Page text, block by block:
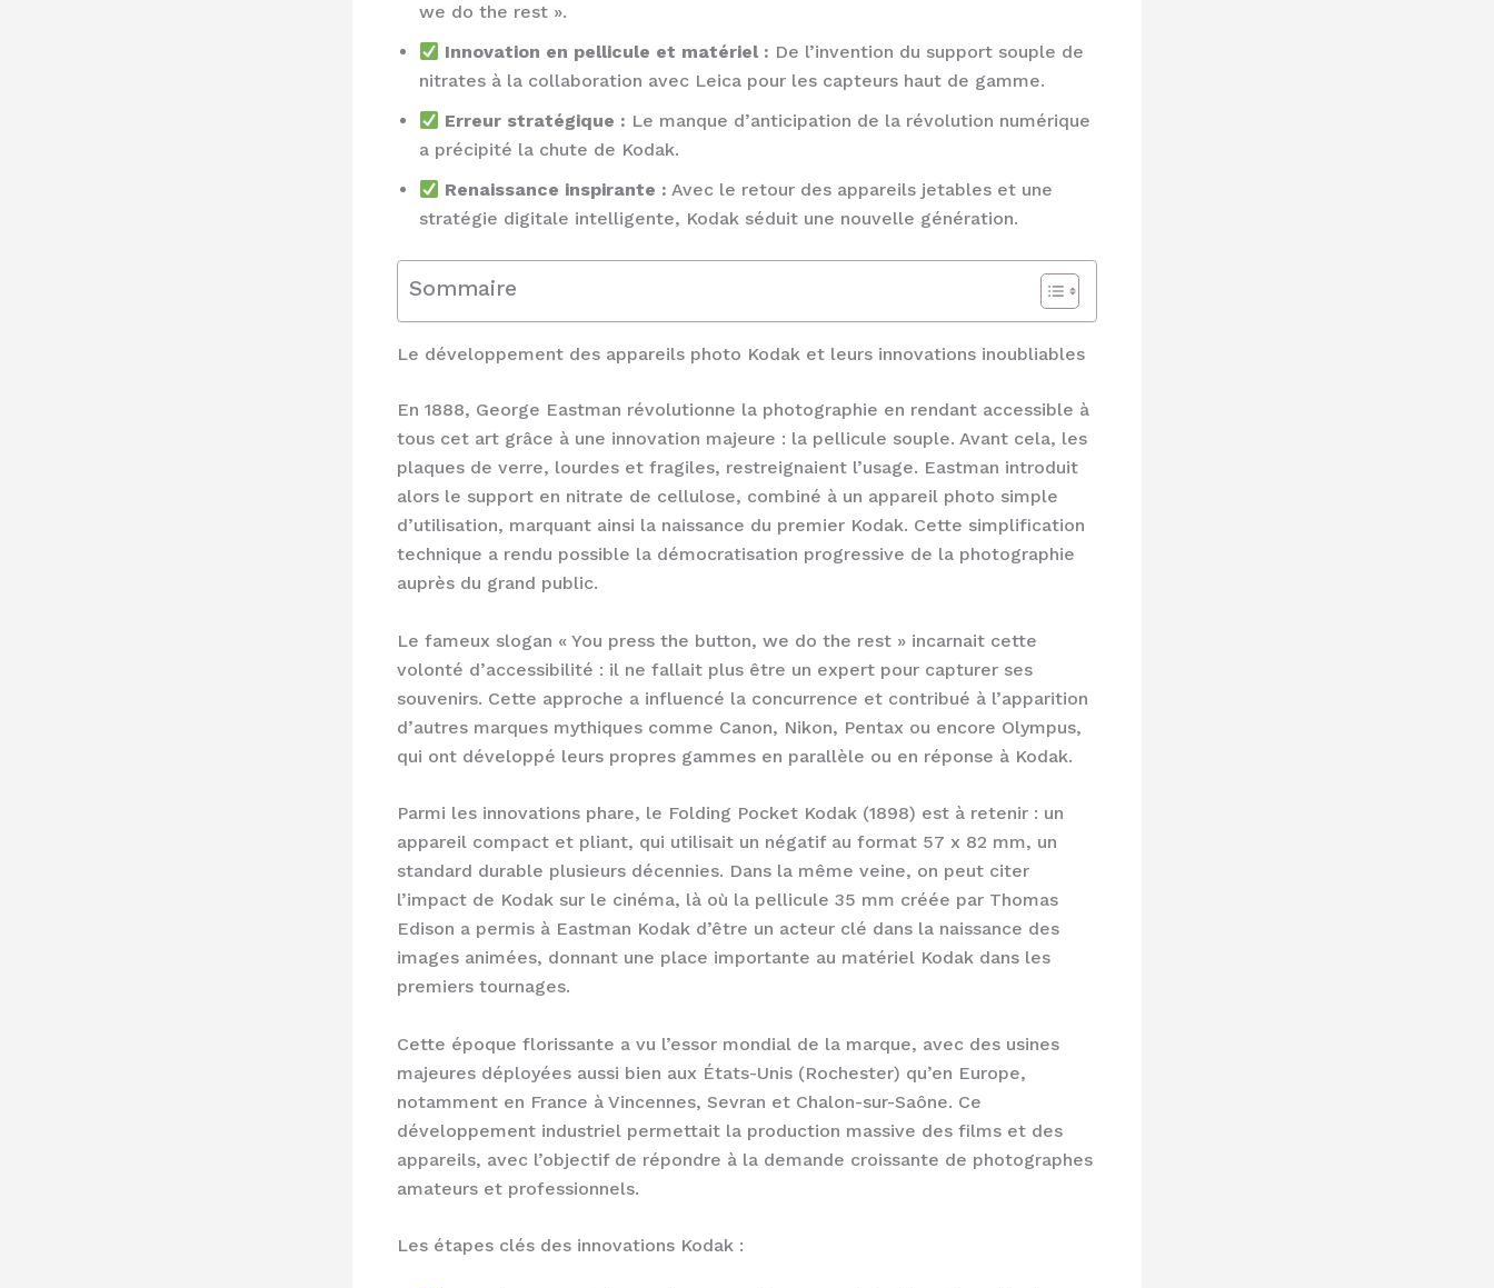
we do the rest ».
Innovation en pellicule et matériel : De l’invention du support souple de
nitrates à la collaboration avec Leica pour les capteurs haut de gamme.
Erreur stratégique : Le manque d’anticipation de la révolution numérique
a précipité la chute de Kodak.
Renaissance inspirante : Avec le retour des appareils jetables et une
stratégie digitale intelligente, Kodak séduit une nouvelle génération.
Sommaire
Le développement des appareils photo Kodak et leurs innovations inoubliables
En 1888, George Eastman révolutionne la photographie en rendant accessible à
tous cet art grâce à une innovation majeure : la pellicule souple. Avant cela, les
plaques de verre, lourdes et fragiles, restreignaient l’usage. Eastman introduit
alors le support en nitrate de cellulose, combiné à un appareil photo simple
d’utilisation, marquant ainsi la naissance du premier Kodak. Cette simplification
technique a rendu possible la démocratisation progressive de la photographie
auprès du grand public.
Le fameux slogan « You press the button, we do the rest » incarnait cette
volonté d’accessibilité : il ne fallait plus être un expert pour capturer ses
souvenirs. Cette approche a influencé la concurrence et contribué à l’apparition
d’autres marques mythiques comme Canon, Nikon, Pentax ou encore Olympus,
qui ont développé leurs propres gammes en parallèle ou en réponse à Kodak.
Parmi les innovations phare, le Folding Pocket Kodak (1898) est à retenir : un
appareil compact et pliant, qui utilisait un négatif au format 57 x 82 mm, un
standard durable plusieurs décennies. Dans la même veine, on peut citer
l’impact de Kodak sur le cinéma, là où la pellicule 35 mm créée par Thomas
Edison a permis à Eastman Kodak d’être un acteur clé dans la naissance des
images animées, donnant une place importante au matériel Kodak dans les
premiers tournages.
Cette époque florissante a vu l’essor mondial de la marque, avec des usines
majeures déployées aussi bien aux États-Unis (Rochester) qu’en Europe,
notamment en France à Vincennes, Sevran et Chalon-sur-Saône. Ce
développement industriel permettait la production massive des films et des
appareils, avec l’objectif de répondre à la demande croissante de photographes
amateurs et professionnels.
Les étapes clés des innovations Kodak :